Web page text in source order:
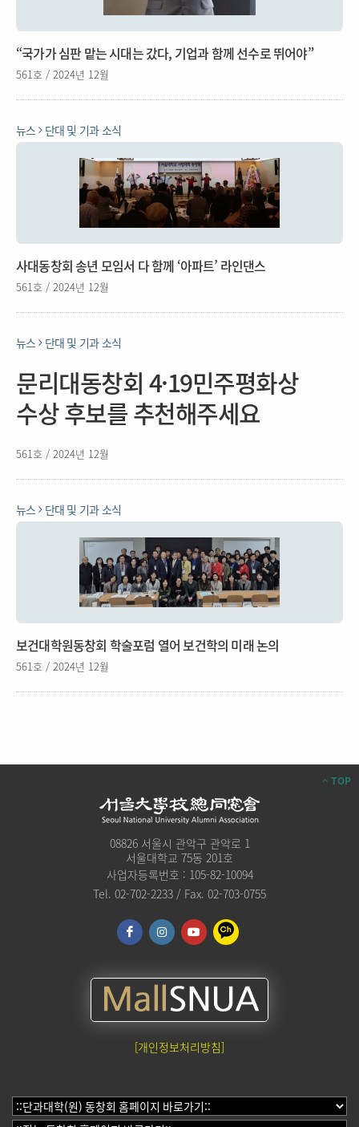
“국가가 심판 맡는 시대는 갔다, 기업과 함께 선수로 뛰어야”
561호 / 2024년 12월
뉴스 단대 및 기과 소식
사대동창회 송년 모임서 다 함께 ‘아파트’ 라인댄스
561호 / 2024년 12월
뉴스 단대 및 기과 소식
문리대동창회 4·19민주평화상
수상 후보를 추천해주세요
561호 / 2024년 12월
뉴스 단대 및 기과 소식
보건대학원동창회 학술포럼 열어 보건학의 미래 논의
561호 / 2024년 12월
TOP
08826 서울시 관악구 관악로 1
서울대학교 75동 201호
사업자등록번호 : 105-82-10094
Tel. 02-702-2233 / Fax. 02-703-0755
[개인정보처리방침]